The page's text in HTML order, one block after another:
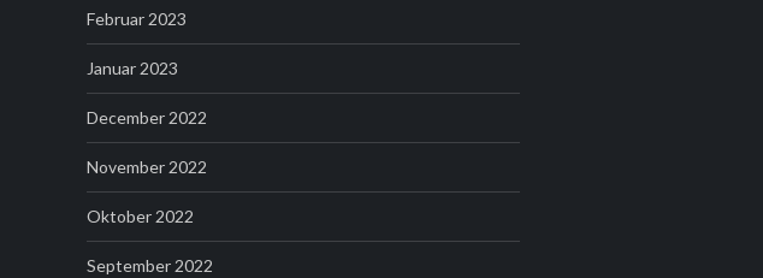
Februar 2023
Januar 2023
December 2022
November 2022
Oktober 2022
September 2022